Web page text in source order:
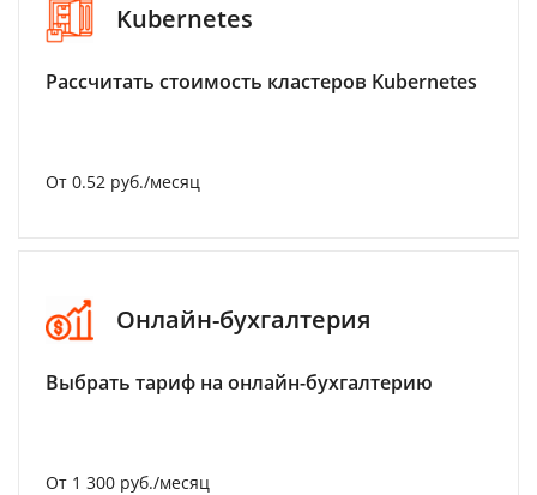
Kubernetes
Рассчитать стоимость кластеров Kubernetes
От 0.52 руб./месяц
Онлайн-бухгалтерия
Выбрать тариф на онлайн-бухгалтерию
От 1 300 руб./месяц